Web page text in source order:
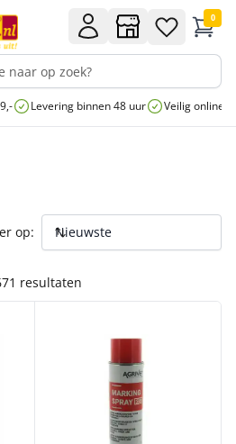
0
Levering binnen 48 uur Veilig online
resultaten
op: